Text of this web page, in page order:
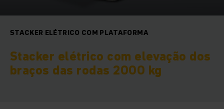
STACKER ELÉTRICO COM PLATAFORMA
Stacker elétrico com elevação dos
braços das rodas 2000 kg